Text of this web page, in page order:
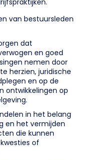
van bestuursleden
dat
en goed
nemen door
herzien, juridische
en op de
ontwikkelingen op
in het belang
en het vermijden
die kunnen
of